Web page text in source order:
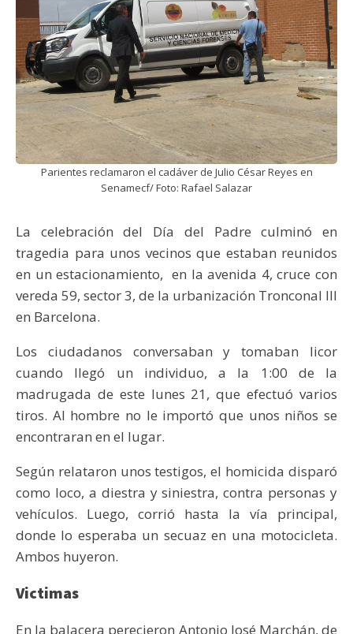
Parientes reclamaron el cadáver de Julio César Reyes en
Senamecf/ Foto: Rafael Salazar
La celebración del Día del Padre culminó en
tragedia para unos vecinos que estaban reunidos
en un estacionamiento, en la avenida 4, cruce con
vereda 59, sector 3, de la urbanización Tronconal III
en Barcelona.
Los ciudadanos conversaban y tomaban licor
cuando llegó un individuo, a la 1:00 de la
madrugada de este lunes 21, que efectuó varios
tiros. Al hombre no le importó que unos niños se
encontraran en el lugar.
Según relataron unos testigos, el homicida disparó
como loco, a diestra y siniestra, contra personas y
vehículos. Luego, corrió hasta la vía principal,
donde lo esperaba un secuaz en una motocicleta.
Ambos huyeron.
Victimas
En la balacera perecieron Antonio José Marchán, de